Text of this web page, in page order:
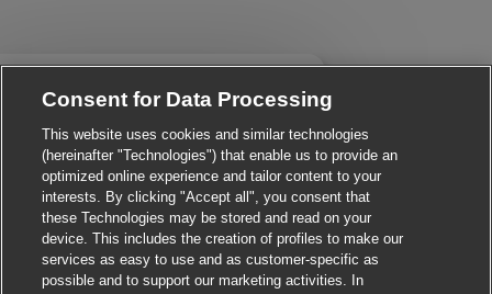
Consent for Data Processing
This website uses cookies and similar technologies
(hereinafter "Technologies") that enable us to provide an
optimized online experience and tailor content to your
interests. By clicking "Accept all", you consent that
these Technologies may be stored and read on your
device. This includes the creation of profiles to make our
services as easy to use and as customer-specific as
possible and to support our marketing activities. In
you interested in this job?
I'm interested Similar Jobs